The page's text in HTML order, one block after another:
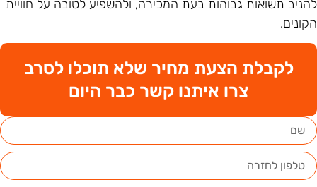
תשואות גבוהות בעת המכירה, ולהשפיע לטובה על חוויית
לקבלת הצעת מחיר שלא תוכלו לסרב
צרו איתנו קשר כבר היום